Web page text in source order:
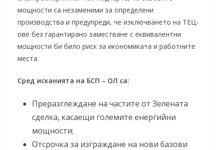
мощности са незаменими за определени
производства и предупреди, че изключването на ТЕЦ-
ове без гарантирано заместване с еквивалентни
мощности би било риск за икономиката и работните
места.
Сред исканията на БСП – ОЛ са:
Преразглеждане на частите от Зелената
сделка, касаещи големите енергийни
мощности;
Отсрочка за изграждане на нови базови